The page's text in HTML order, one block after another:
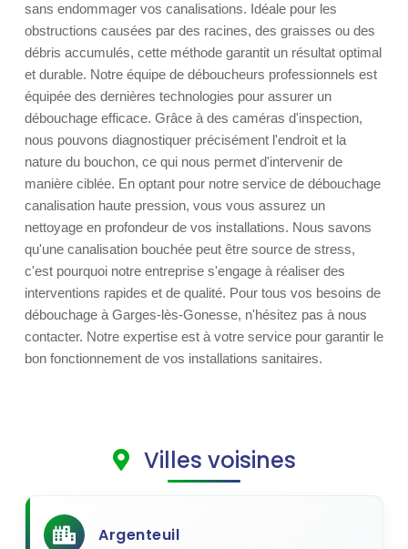
sans endommager vos canalisations. Idéale pour les
obstructions causées par des racines, des graisses ou des
débris accumulés, cette méthode garantit un résultat optimal
et durable. Notre équipe de déboucheurs professionnels est
équipée des dernières technologies pour assurer un
débouchage efficace. Grâce à des caméras d'inspection,
nous pouvons diagnostiquer précisément l'endroit et la
nature du bouchon, ce qui nous permet d'intervenir de
manière ciblée. En optant pour notre service de débouchage
canalisation haute pression, vous vous assurez un
nettoyage en profondeur de vos installations. Nous savons
qu'une canalisation bouchée peut être source de stress,
c'est pourquoi notre entreprise s'engage à réaliser des
interventions rapides et de qualité. Pour tous vos besoins de
débouchage à Garges-lès-Gonesse, n'hésitez pas à nous
contacter. Notre expertise est à votre service pour garantir le
bon fonctionnement de vos installations sanitaires.
Villes voisines
Argenteuil